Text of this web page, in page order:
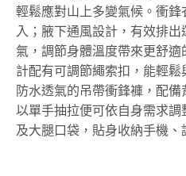
輕鬆應對山上多變氣候。衝
入；腋下通風設計，有效排
氣，調節身體溫度帶來更舒
計配有可調節繩索扣，能輕
防水透氣的吊帶衝鋒褲，配
以單手抽拉便可依自身需求
及大腿口袋，貼身收納手機、